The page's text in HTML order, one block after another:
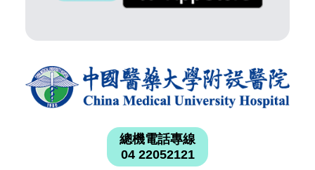
總機電話專線
04 22052121